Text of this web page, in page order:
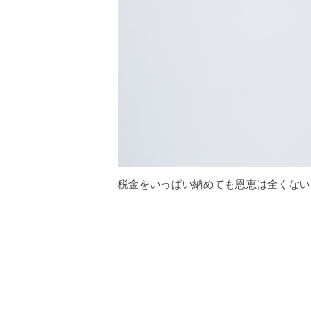
税金をいっぱい納めても恩恵は全くない